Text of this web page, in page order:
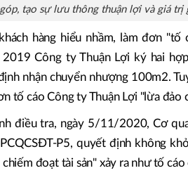
tạo sự lưu thông thuận lợi và giá trị
hàng hiểu nhầm, làm đơn "tố
2019 Công ty Thuận Lợi ký hai
nhận chuyển nhượng 100m2.
tố cáo Công ty Thuận Lợi "lừa đảo
điều tra, ngày 5/11/2020, Cơ
P5, quyết định không
đoạt tài sản" xảy ra như tố cáo